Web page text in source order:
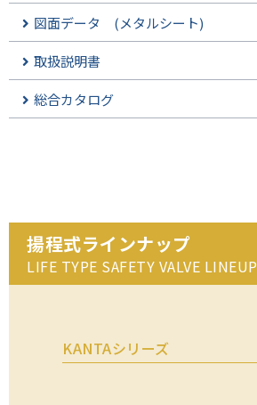
図面データ (メタルシート)
取扱説明書
総合カタログ
揚程式ラインナップ
LIFE TYPE SAFETY VALVE LINEUP
KANTAシリーズ